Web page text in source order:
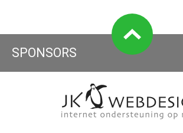
SPONSORS